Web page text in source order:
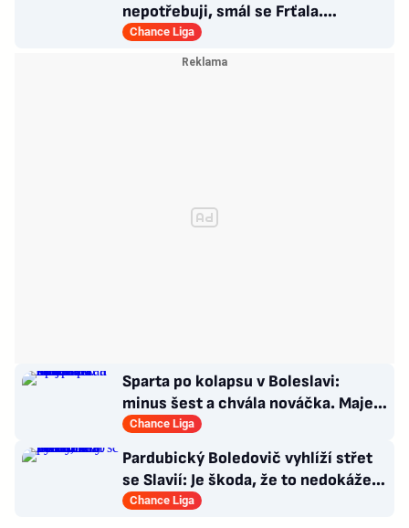
nepotřebuji, smál se Frťala.
Promluvil o zájmu Plzně
Chance Liga
Sparta po kolapsu v Boleslavi:
minus šest a chvála nováčka. Majer
má silnou zbraň
Chance Liga
Pardubický Boledovič vyhlíží střet
se Slavií: Je škoda, že to nedokáže
postavit na mladých
Chance Liga